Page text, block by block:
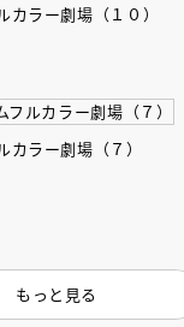
カラー劇場（１０）
カラー劇場（７）
もっと見る